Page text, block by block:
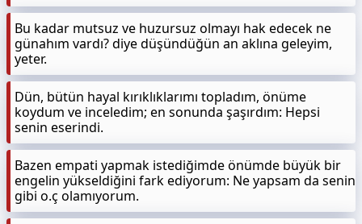
Bu kadar mutsuz ve huzursuz olmayı hak edecek ne
günahım vardı? diye düşündüğün an aklına geleyim,
yeter.
Dün, bütün hayal kırıklıklarımı topladım, önüme
koydum ve inceledim; en sonunda şaşırdım: Hepsi
senin eserindi.
Bazen empati yapmak istediğimde önümde büyük bir
engelin yükseldiğini fark ediyorum: Ne yapsam da senin
gibi o.ç olamıyorum.